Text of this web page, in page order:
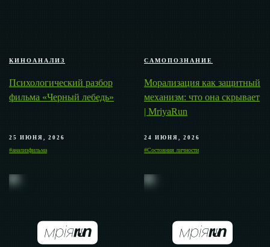
КИНОАНАЛИЗ
Психологический разбор
фильма «Черный лебедь»
25 ИЮНЯ, 2026
#анализфильма
САМОПОЗНАНИЕ
Морализация как защитный
механизм: что она скрывает
| MriyaRun
24 ИЮНЯ, 2026
#Состояния личности